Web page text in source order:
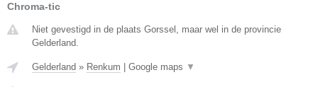
Chroma-tic
Niet gevestigd in de plaats Gorssel, maar wel in de provincie
Gelderland.
Gelderland » Renkum Google maps ▼